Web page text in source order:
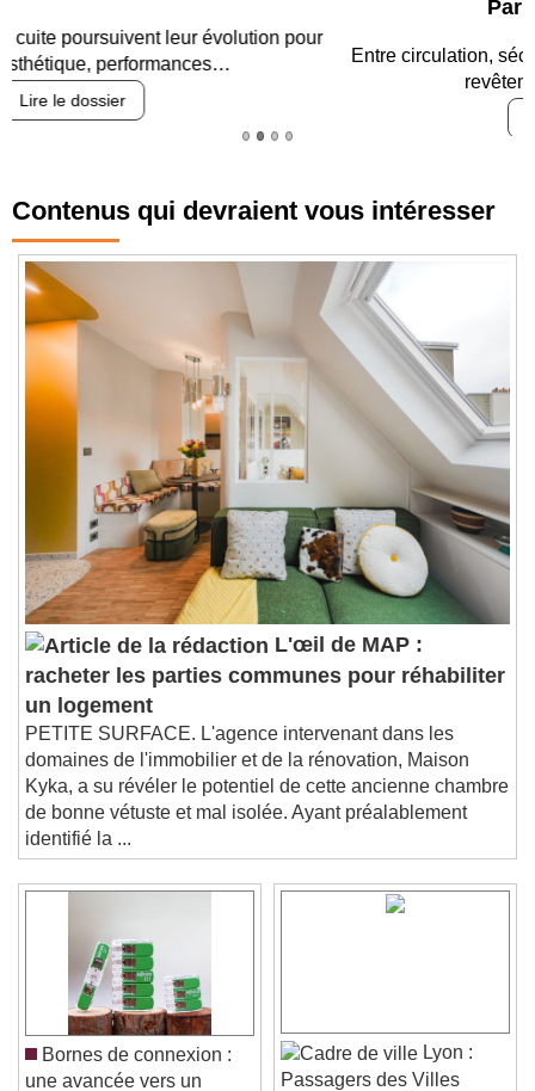
Entre circulation, sécurisation des accès, durabilité des
Contenus qui devraient vous intéresser
L'œil de MAP :
racheter les parties communes pour réhabiliter
un logement
PETITE SURFACE. L'agence intervenant dans les
domaines de l'immobilier et de la rénovation, Maison
Kyka, a su révéler le potentiel de cette ancienne chambre
de bonne vétuste et mal isolée. Ayant préalablement
identifié la ...
Bornes de connexion :
Lyon :